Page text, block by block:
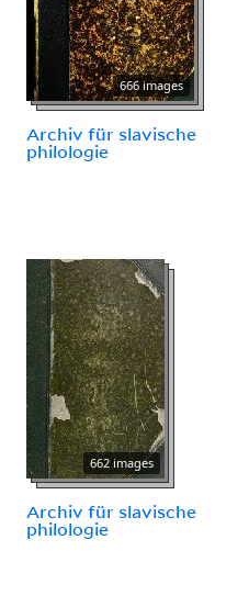
666 images
Archiv für slavische
philologie
662 images
Archiv für slavische
philologie